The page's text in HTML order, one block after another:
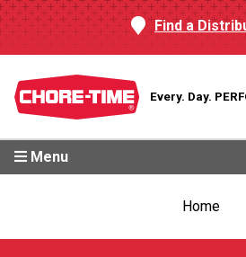
Find a
Every. Day.
Menu
Home